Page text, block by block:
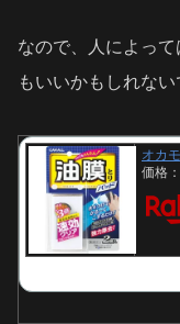
なので、人によって
もいいかもしれない
オカ
価格